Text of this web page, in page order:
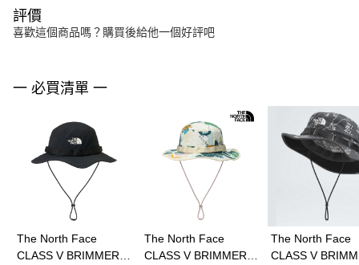
評價
喜歡這個商品嗎？購買後給他一個好評吧
一 必買清單 一
The North Face
CLASS V BRIMMER
The North Face
CLASS V BRIMMER
The North Face
CLASS V